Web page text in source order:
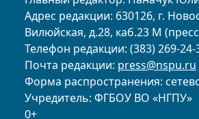
Адрес редакции: 630126, г.
Вилюйская, д.28, каб.23 М
Телефон редакции: (383) 269-24-
Почта редакции: press@nspu.ru
Форма распространения:
Учредитель: ФГБОУ ВО «НГПУ»
0+